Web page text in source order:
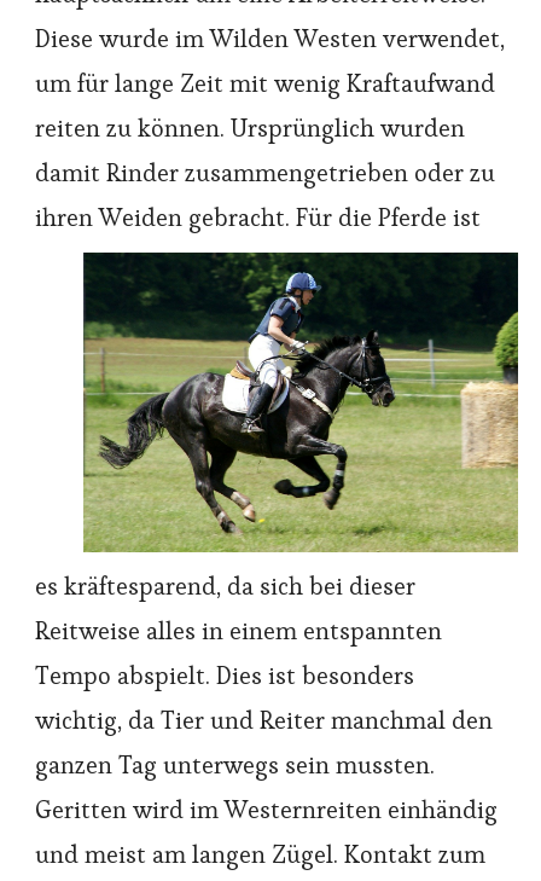
Diese wurde im Wilden Westen verwendet,
um für lange Zeit mit wenig Kraftaufwand
reiten zu können. Ursprünglich wurden
damit Rinder zusammengetrieben oder zu
ihren Weiden gebracht. Für die Pferde ist
es kräftesparend, da sich bei dieser
Reitweise alles in einem entspannten
Tempo abspielt. Dies ist besonders
wichtig, da Tier und Reiter manchmal den
ganzen Tag unterwegs sein mussten.
Geritten wird im Westernreiten einhändig
und meist am langen Zügel. Kontakt zum